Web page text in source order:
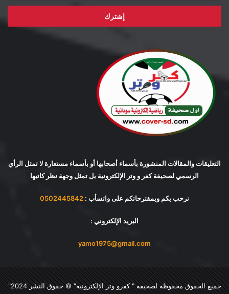
الإلكتروني
التعليقات والمقالات المنشورة بأسماء أصحابها أو بأسماء مستعارة لا تمثل الرأي
الرسمي لصحيفة كفر و وتر الإلكترونية بل تمثل وجهة نظر كاتبها
نرحب بكم وبمقترحاتكم على واتسأب : 0502445842
البريد الإلكتروني :
yamo1975@gmail.com
جميع الحقوق محفوظة لصحيفة "كفرو وتر الإلكترونية" © حقوق النشر 2024"